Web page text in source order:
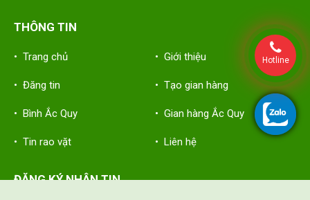
THÔNG TIN
• Trang chủ • Giới thiệu
• Đăng tin • Tạo gian hàng
• Bình Ắc Quy • Gian hàng Ắc Quy
• Tin rao vặt • Liên hệ
ĐĂNG KÝ NHẬN TIN
Hotline